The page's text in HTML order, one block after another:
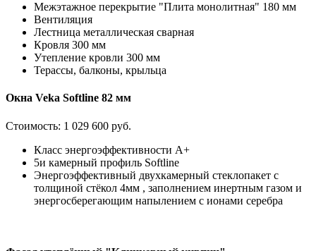
Межэтажное перекрытие "Плита монолитная" 180 мм
Вентиляция
Лестница металлическая сварная
Кровля 300 мм
Утепление кровли 300 мм
Терассы, балконы, крыльца
Окна Veka Softline 82 мм
Стоимость: 1 029 600 руб.
Класс энергоэффективности А+
5и камерный профиль Softline
Энергоэффективный двухкамерный стеклопакет с
толщиной стёкол 4мм , заполнением инертным газом и
энергосберегающим напылением с ионами серебра